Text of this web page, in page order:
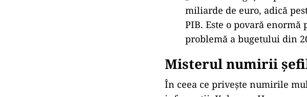
miliarde de euro, adică
PIB. Este o povară enormă
problemă a bugetului din
Misterul numirii
În ceea ce privește numirile